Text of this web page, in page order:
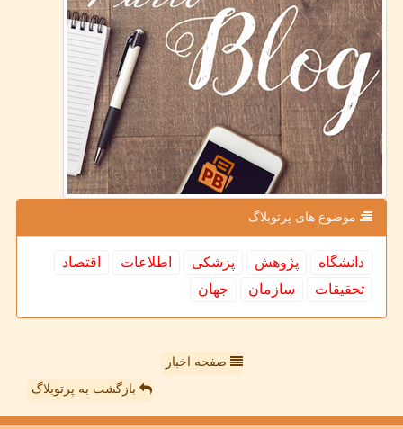
موضوع های پرتوبلاگ
دانشگاه پژوهش پزشكی اطلاعات
اقتصاد
تحقیقات
سازمان جهان
صفحه اخبار
بازگشت به پرتوبلاگ